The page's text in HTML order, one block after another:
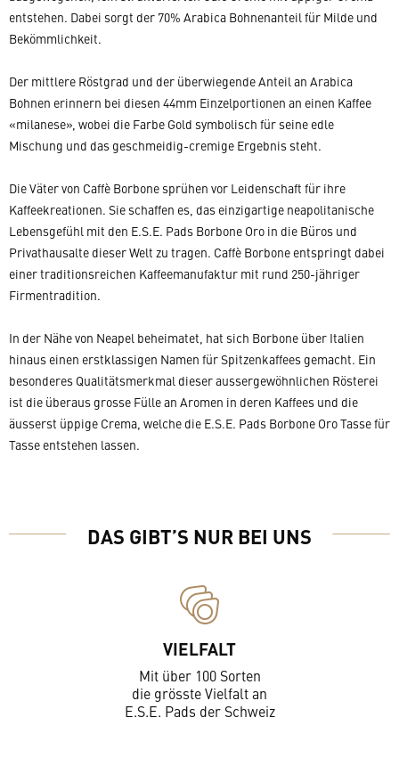
entstehen. Dabei sorgt der 70% Arabica Bohnenanteil für Milde und
Bekömmlichkeit.
Der mittlere Röstgrad und der überwiegende Anteil an Arabica
Bohnen erinnern bei diesen 44mm Einzelportionen an einen Kaffee
«milanese», wobei die Farbe Gold symbolisch für seine edle
Mischung und das geschmeidig-cremige Ergebnis steht.
Die Väter von Caffè Borbone sprühen vor Leidenschaft für ihre
Kaffeekreationen. Sie schaffen es, das einzigartige neapolitanische
Lebensgefühl mit den E.S.E. Pads Borbone Oro in die Büros und
Privathausalte dieser Welt zu tragen. Caffè Borbone entspringt dabei
einer traditionsreichen Kaffeemanufaktur mit rund 250-jähriger
Firmentradition.
In der Nähe von Neapel beheimatet, hat sich Borbone über Italien
hinaus einen erstklassigen Namen für Spitzenkaffees gemacht. Ein
besonderes Qualitätsmerkmal dieser aussergewöhnlichen Rösterei
ist die überaus grosse Fülle an Aromen in deren Kaffees und die
äusserst üppige Crema, welche die E.S.E. Pads Borbone Oro Tasse für
Tasse entstehen lassen.
DAS GIBT’S NUR BEI UNS
VIELFALT
Mit über 100 Sorten
die grösste Vielfalt an
E.S.E. Pads der Schweiz